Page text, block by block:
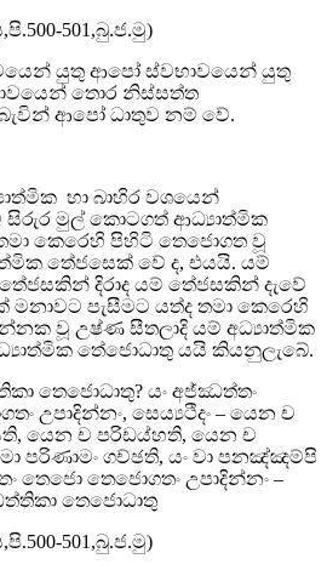
501,බු.ජ.මු)
යුතු ආපෝ ස්වභාවයෙන් යුතු
තොර නිස්සත්ත
ආපෝ ධාතුව නම් වේ.
හා බාහිර වශයෙන්
සිරුර මුල් කොටගත් ආධ්‍යාත්මික
කෙරෙහි පිහිටි තෙජොගත වූ
තේජසෙක් වේ ද, එයයි. යම්
දිරාද යම් තේජසකින් දැවේ
මනාවට පැසීමට යත්ද තමා කෙරෙහි
වූ උෂ්ණ සීතලාදි යම් අධ්‍යාත්මික
තේජොධාතු යයි කියනුලැබේ.
තෙජොධාතු? යං අජ්ඣත්තං
උපාදින්නං, සෙය්‍යථිදං – යෙන ච
යෙන ච පරිඩය්හති, යෙන ච
පරිණාමං ගච්ඡති, යං වා පනඤ්ඤම්පි
තෙජො තෙජොගතං උපාදින්නං –
තෙජොධාතු
501,බු.ජ.මු)